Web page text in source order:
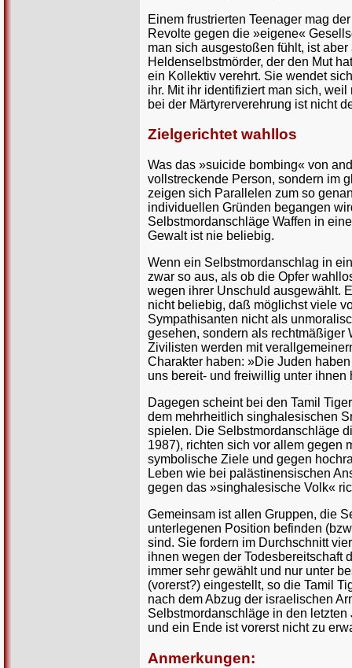
Einem frustrierten Teenager mag
Revolte gegen die »eigene«
man sich ausgestoßen fühlt, ist
Heldenselbstmörder, der den Mut
ein Kollektiv verehrt. Sie wendet
ihr. Mit ihr identifiziert man sich,
bei der Märtyrerverehrung ist nicht
Zielgerichtet wahllos
Was das »suicide bombing« von
vollstreckende Person, sondern im
zeigen sich Parallelen zum so
individuellen Gründen begangen
Selbstmordanschläge Waffen in
Gewalt ist nie beliebig.
Wenn ein Selbstmordanschlag in
zwar so aus, als ob die Opfer
wegen ihrer Unschuld ausgewählt.
nicht beliebig, daß möglichst viele
Sympathisanten nicht als
gesehen, sondern als rechtmäßiger
Zivilisten werden mit
Charakter haben: »Die Juden
uns bereit- und freiwillig unter
Dagegen scheint bei den Tamil
dem mehrheitlich singhalesischen
spielen. Die Selbstmordanschläge
1987), richten sich vor allem gegen
symbolische Ziele und gegen
Leben wie bei palästinensischen
gegen das »singhalesische Volk«
Gemeinsam ist allen Gruppen, die
unterlegenen Position befinden
sind. Sie fordern im Durchschnitt
ihnen wegen der Todesbereitschaft
immer sehr gewählt und nur unter
(vorerst?) eingestellt, so die Tamil
nach dem Abzug der israelischen
Selbstmordanschläge in den
und ein Ende ist vorerst nicht zu
Anmerkungen: